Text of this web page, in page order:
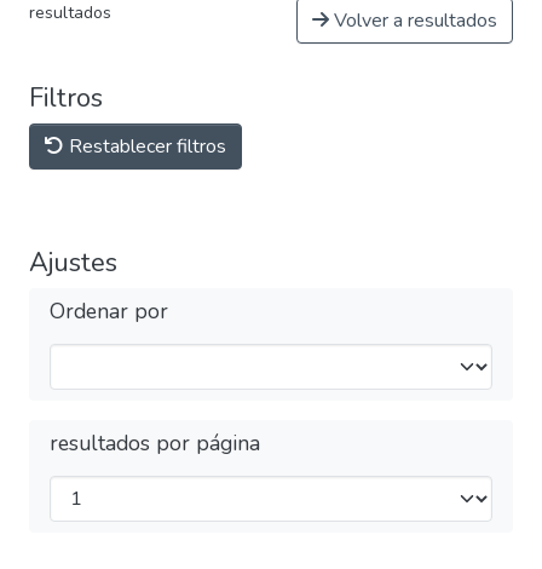
resultados Volver a resultados
Filtros
Restablecer filtros
Ajustes
Ordenar por
resultados por página